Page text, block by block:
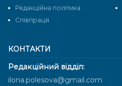
КОНТАКТИ
Редакційний відділ:
ilona.polesova@gmail.com
Редакційна політика
Cпівпраця